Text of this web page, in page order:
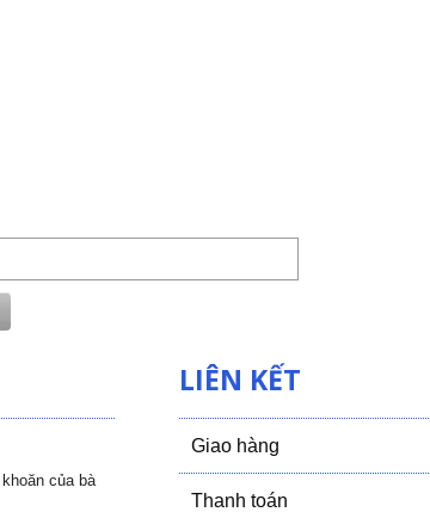
của bà
LIÊN KẾT
Giao hàng
Thanh toán